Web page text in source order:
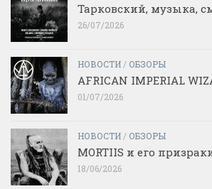
Тарковский, музыка,
26/07/2026
НОВОСТИ / ОБЗОРЫ
AFRICAN IMPERIAL
01/07/2026
НОВОСТИ / ОБЗОРЫ
MORTIIS и его
18/06/2026